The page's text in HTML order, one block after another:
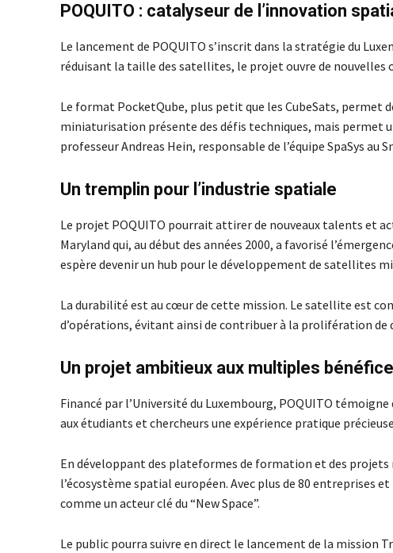
POQUITO : catalyseur de l’innovation
Le lancement de POQUITO s’inscrit dans la stratégie du
réduisant la taille des satellites, le projet ouvre de
Le format PocketQube, plus petit que les CubeSats, permet
miniaturisation présente des défis techniques, mais permet
professeur Andreas Hein, responsable de l’équipe SpaSys au
Un tremplin pour l’industrie spatiale
Le projet POQUITO pourrait attirer de nouveaux talents et
Maryland qui, au début des années 2000, a favorisé
espère devenir un hub pour le développement de satellites
La durabilité est au cœur de cette mission. Le satellite est
d’opérations, évitant ainsi de contribuer à la prolifération de
Un projet ambitieux aux multiples
Financé par l’Université du Luxembourg, POQUITO
aux étudiants et chercheurs une expérience pratique
En développant des plateformes de formation et des
l’écosystème spatial européen. Avec plus de 80 entreprises
comme un acteur clé du “New Space”.
Le public pourra suivre en direct le lancement de la mission